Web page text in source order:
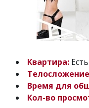
Квартира:
Время для
Кол-во